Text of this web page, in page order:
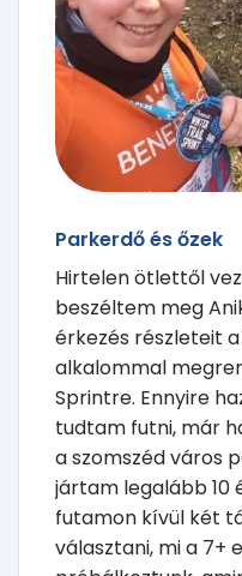
Parkerdő és őzek
Hirtelen ötlettől
beszéltem meg
érkezés részleteit
alkalommal
Sprintre. Ennyire
tudtam futni, már
a szomszéd város
jártam legalább 10
futamon kívül két
választani, mi a 7+